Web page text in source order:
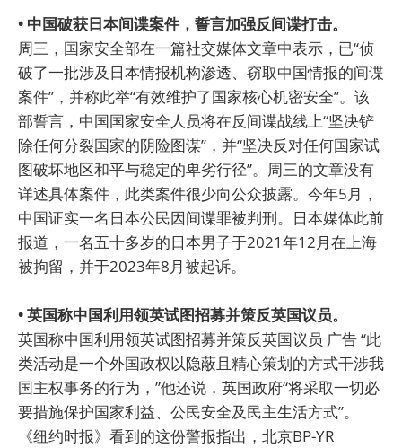
• 中国破获日本间谍案件，誓言加强反间谍打击。
周三，国家安全部在一篇社交媒体文章中表示，已“侦
破了一批涉及日本情报机构渗透、窃取中国情报的间谍
案件”，并称此举“有效维护了国家核心机密安全”。该
部誓言，中国国家安全人员将在反间谍战线上“坚决铲
除任何分裂国家的阴险图谋”，并“坚决反对任何国家试
图破坏地区和平与稳定的卑劣行径”。周三的文章没有
详述具体案件，此类案件很少向公众披露。今年5月，
中国证实一名日本公民因间谍罪被判刑。日本媒体此前
报道，一名五十多岁的日本男子于2021年12月在上海
被拘留，并于2023年8月被起诉。
• 英国称中国利用领英试图招募并策反英国议员。
英国称中国利用领英试图招募并策反英国议员 广告 “此
类活动是一个外国政权以隐蔽且精心策划的方式干涉我
国主权事务的行为，”他还说，英国政府“将采取一切必
要措施保护国家利益、公民安全及民主生活方式”。
《纽约时报》看到的这份警报指出，北京BP-YR